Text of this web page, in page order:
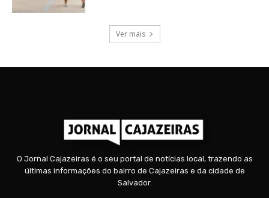
Ver mais
O Jornal Cajazeiras é o seu portal de notícias local, trazendo as
últimas informações do bairro de Cajazeiras e da cidade de
Salvador.